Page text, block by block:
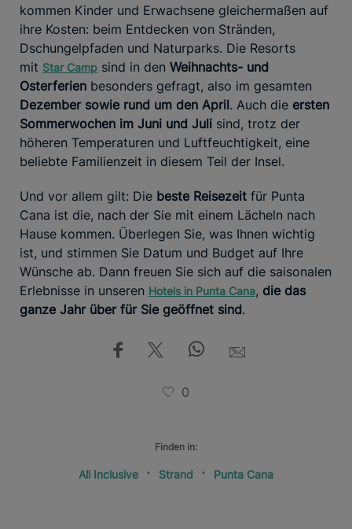
kommen Kinder und Erwachsene gleichermaßen auf
ihre Kosten: beim Entdecken von Stränden,
Dschungelpfaden und Naturparks. Die Resorts
mit Star Camp sind in den Weihnachts- und
Osterferien besonders gefragt, also im gesamten
Dezember sowie rund um den April. Auch die ersten
Sommerwochen im Juni und Juli sind, trotz der
höheren Temperaturen und Luftfeuchtigkeit, eine
beliebte Familienzeit in diesem Teil der Insel.
Und vor allem gilt: Die beste Reisezeit für Punta
Cana ist die, nach der Sie mit einem Lächeln nach
Hause kommen. Überlegen Sie, was Ihnen wichtig
ist, und stimmen Sie Datum und Budget auf Ihre
Wünsche ab. Dann freuen Sie sich auf die saisonalen
Erlebnisse in unseren Hotels in Punta Cana, die das
ganze Jahr über für Sie geöffnet sind.
0
Finden in:
All Inclusive Strand Punta Cana